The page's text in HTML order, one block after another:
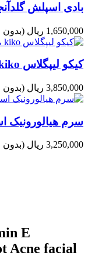
بادی اسپلش گلدآنجل 250
1,650,000 ریال (بدون
کیکو لیپگلاس kiko مستر کوالیتی
3,850,000 ریال (بدون
سرم هیالورونیک
3,250,000 ریال (بدون
E
Acne facial